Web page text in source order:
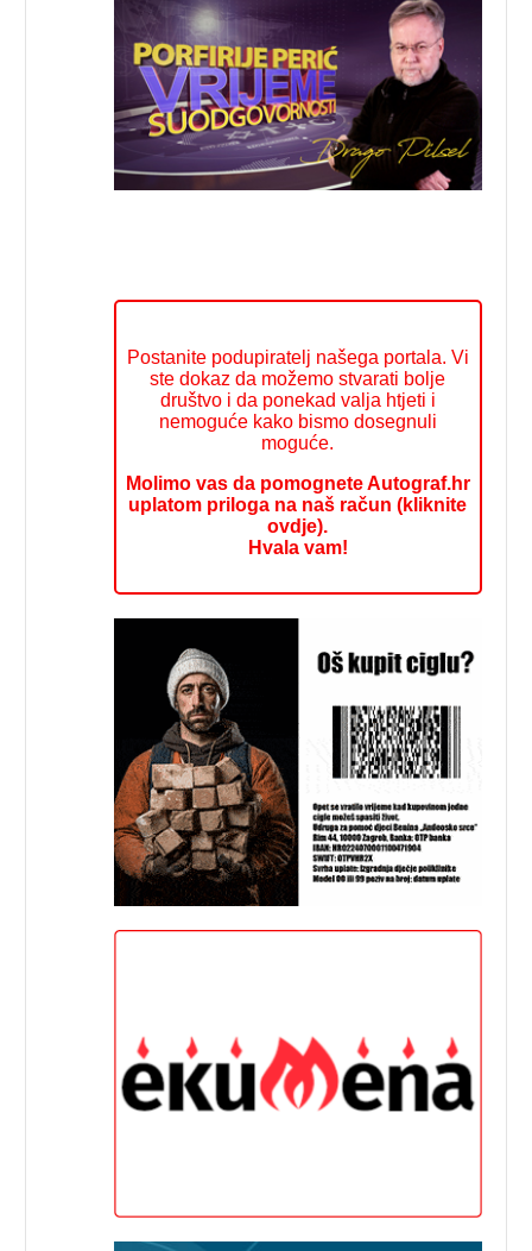
Postanite podupiratelj našega portala. Vi
ste dokaz da možemo stvarati bolje
društvo i da ponekad valja htjeti i
nemoguće kako bismo dosegnuli
moguće.
Molimo vas da pomognete Autograf.hr
uplatom priloga na naš račun (kliknite
ovdje).
Hvala vam!